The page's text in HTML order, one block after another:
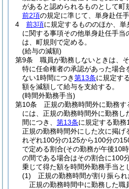
があると認められるものとして町
前2項の規定に準じて、単身赴任
4
前3項に規定するもののほか、
に関する事項その他単身赴任手当
は、町規則で定める。
(給与の減額)
第9条
職員が勤務しないときは、
特に任命権者の承認があった場合
ない1時間につき第13条に規定す
額を減額して給与を支給する。
(時間外勤務手当)
第10条
正規の勤務時間外に勤務す
には、正規の勤務時間外に勤務し
間につき、 第13条に規定する勤務
正規の勤務時間外にした次に掲げ
れぞれ100分の125から100分の
で定める割合(その勤務が午後10
の間である場合はその割合に100
乗じて得た額を時間外勤務手当と
(1)
正規の勤務時間が割り振られ
正規の勤務時間中に勤務した職